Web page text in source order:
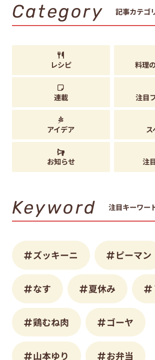
Category 記事カテゴ
レシピ 料理
連載 注目
アイデア
お知らせ 注
Keyword 注目キーワー
ズッキーニ ピーマン
なす 夏休み
鶏むね肉 ゴーヤ
山本ゆり お弁当